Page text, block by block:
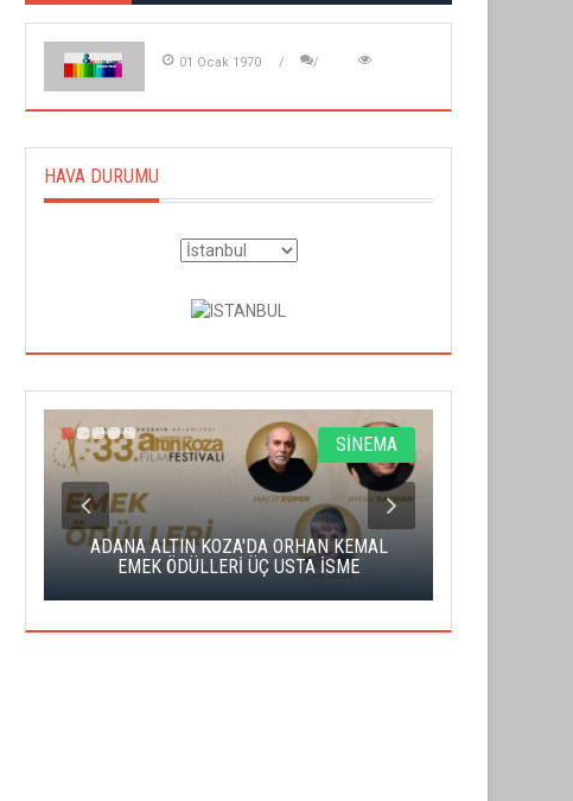
01 Ocak 1970
HAVA DURUMU
SİNEMA
ADANA ALTIN KOZA'DA ORHAN KEMAL
EMEK ÖDÜLLERİ ÜÇ USTA İSME